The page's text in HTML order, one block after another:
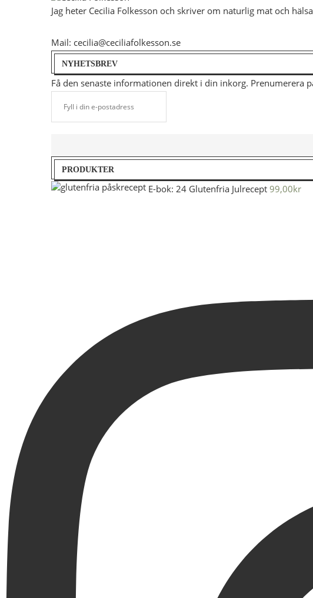
Jag heter Cecilia Folkesson och skriver om naturlig mat och
Mail: cecilia@ceciliafolkesson.se
NYHETSBREV
Få den senaste informationen direkt i din inkorg. Prenumerera
PRODUKTER
E-bok: 24 Glutenfria Julrecept 99,00kr